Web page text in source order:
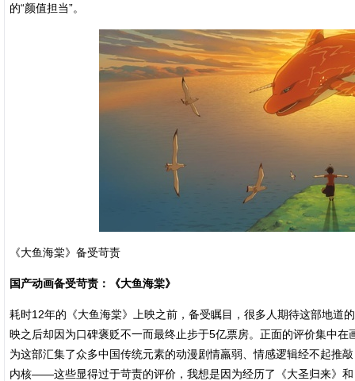
的“颜值担当”。
《大鱼海棠》备受苛责
国产动画备受苛责：《大鱼海棠》
耗时12年的《大鱼海棠》上映之前，备受瞩目，很多人期待这部地道
映之后却因为口碑褒贬不一而最终止步于5亿票房。正面的评价集中
为这部汇集了众多中国传统元素的动漫剧情羸弱、情感逻辑经不起推
内核——这些显得过于苛责的评价，我想是因为经历了《大圣归来》